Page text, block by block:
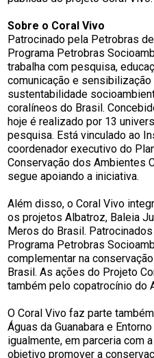
Sobre o Coral Vivo
Patrocinado pela Petrobras
Programa Petrobras
trabalha com pesquisa,
comunicação e sensibilização
sustentabilidade
coralíneos do Brasil.
hoje é realizado por 13
pesquisa. Está vinculado ao
coordenador executivo do
Conservação dos Ambientes
segue apoiando a iniciativa.
Além disso, o Coral Vivo
os projetos Albatroz, Baleia
Meros do Brasil.
Programa Petrobras
complementar na
Brasil. As ações do Projeto
também pelo copatrocínio do
O Coral Vivo faz parte
Águas da Guanabara e
igualmente, em parceria com
objetivo promover a